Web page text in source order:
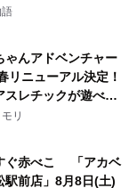
ゃんアドベンチャー
リニューアル決定！
スレチックが遊べる
「ラスト！ドキがム
始動
リ
ぐ赤べこ 「アカベ
駅前店」8月8日(土)